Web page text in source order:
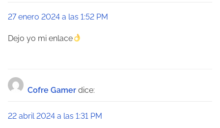
e
r
a
27 enero 2024 a las 1:52 PM
Dejo yo mi enlace
Cofre Gamer dice:
22 abril 2024 a las 1:31 PM